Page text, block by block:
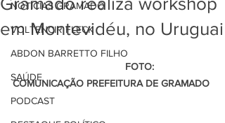
NOTÍCIAS GRAMADO
VOLTENCIR FLECK
ABDON BARRETTO FILHO
SAÚDE
PODCAST
em Montevidéu, no Uruguai
COMUNICAÇÃO PREFEITURA DE GRAMADO